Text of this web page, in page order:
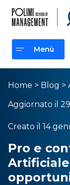
Menù
Menù
Home > Blog >
Aggiornato il
Creato il 14
Pro e